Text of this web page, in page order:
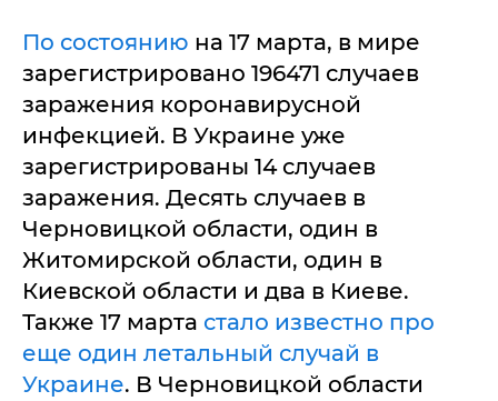
По состоянию на 17 марта, в мире
зарегистрировано 196471 случаев
заражения коронавирусной
инфекцией. В Украине уже
зарегистрированы 14 случаев
заражения. Десять случаев в
Черновицкой области, один в
Житомирской области, один в
Киевской области и два в Киеве.
Также 17 марта стало известно про
еще один летальный случай в
Украине. В Черновицкой области